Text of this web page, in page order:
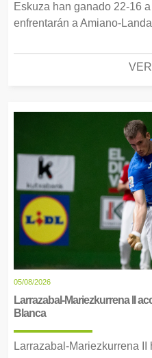
Eskuza han ganado 22-16
enfrentarán a Amiano-
05/08/2026
Larrazabal-Mariezkurrena II
Blanca
Larrazabal-Mariezkurrena